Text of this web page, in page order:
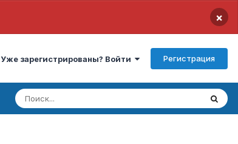
×
Уже зарегистрированы? Войти Регистрация